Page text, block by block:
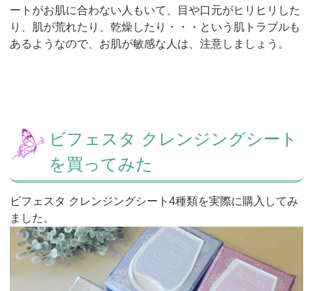
ートがお肌に合わない人もいて、目や口元がヒリヒリした
り、肌が荒れたり、乾燥したり・・・という肌トラブルも
あるようなので、お肌が敏感な人は、注意しましょう。
ビフェスタ クレンジングシート
を買ってみた
ビフェスタ クレンジングシート4種類を実際に購入してみ
ました。